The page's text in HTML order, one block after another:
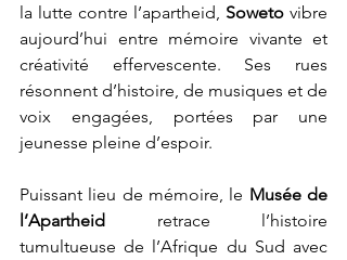
la lutte contre l’apartheid, Soweto vibre
aujourd’hui entre mémoire vivante et
créativité effervescente. Ses rues
résonnent d’histoire, de musiques et de
voix engagées, portées par une
jeunesse pleine d’espoir.
Puissant lieu de mémoire, le Musée de
l’Apartheid retrace l’histoire
tumultueuse de l’Afrique du Sud avec